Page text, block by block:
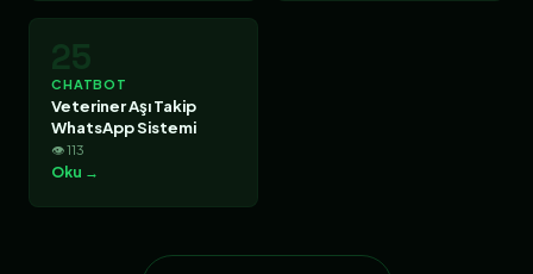
25
CHATBOT
Veteriner Aşı Takip
WhatsApp Sistemi
👁 113
Oku →